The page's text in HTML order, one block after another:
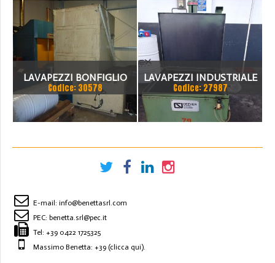
LAVAPEZZI BONFIGLIO
1200 MM
Codice: 30578
LAVAPEZZI INDUSTRIALE
Codice: 27987
E-mail: info@benettasrl.com
PEC: benetta.srl@pec.it
Tel: +39 0422 1725325
Massimo Benetta: +39 (clicca qui).